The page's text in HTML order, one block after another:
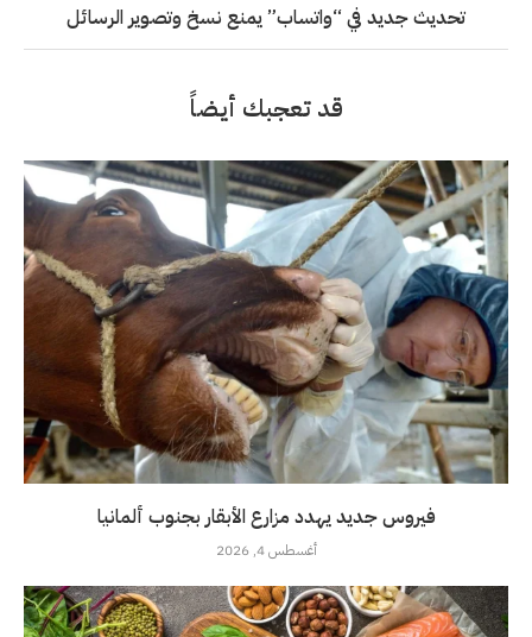
تحديث جديد في “واتساب” يمنع نسخ وتصوير الرسائل
قد تعجبك أيضاً
فيروس جديد يهدد مزارع الأبقار بجنوب ألمانيا
أغسطس 4, 2026